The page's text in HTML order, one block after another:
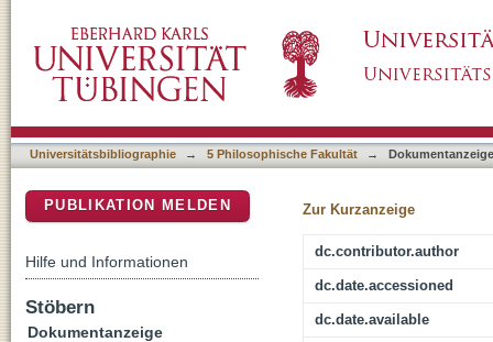
Jahrhunderts)
Universitätsbibliographie → 5 Philosophische Fakultät → Dokumentanzeige
Zur Kurzanzeige
dc.contributor.author
dc.date.accessioned
dc.date.available
PUBLIKATION MELDEN
Hilfe und Informationen
Stöbern
Dokumentanzeige